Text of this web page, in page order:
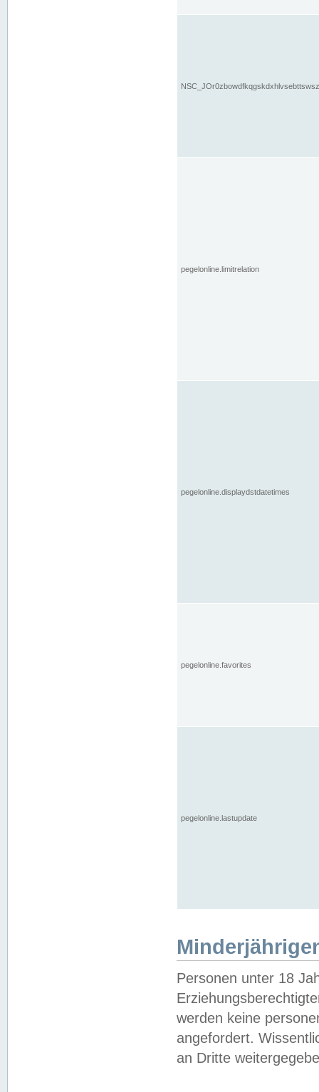
pegelonline.limitrelation
pegelonline.displaydstdatetimes
pegelonline.favorites
pegelonline.lastupdate
Personen unter 18
werden keine
angefordert.
an Dritte